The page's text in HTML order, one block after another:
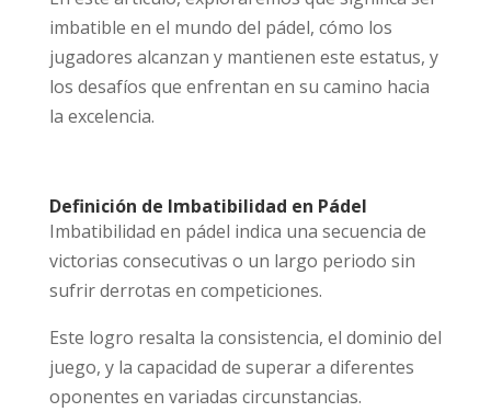
imbatible en el mundo del pádel, cómo los
jugadores alcanzan y mantienen este estatus, y
los desafíos que enfrentan en su camino hacia
la excelencia.
Definición de Imbatibilidad en Pádel
Imbatibilidad en pádel indica una secuencia de
victorias consecutivas o un largo periodo sin
sufrir derrotas en competiciones.
Este logro resalta la consistencia, el dominio del
juego, y la capacidad de superar a diferentes
oponentes en variadas circunstancias.